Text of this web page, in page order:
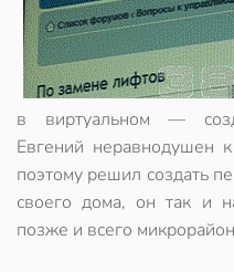
в виртуальном —
Евгений неравнодушен
поэтому решил создать
своего дома, он так и
позже и всего